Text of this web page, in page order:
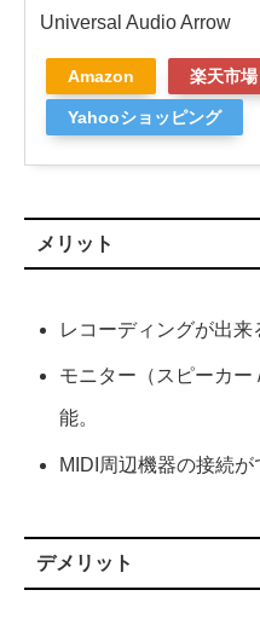
Universal Audio Arrow
Amazon 楽天市場
Yahooショッピング
メリット
レコーディングが出来
モニター（スピーカー
能。
MIDI周辺機器の接続が
デメリット